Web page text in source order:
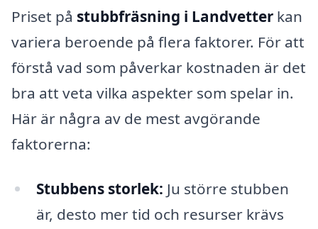
Priset på stubbfräsning i Landvetter kan
variera beroende på flera faktorer. För att
förstå vad som påverkar kostnaden är det
bra att veta vilka aspekter som spelar in.
Här är några av de mest avgörande
faktorerna:
Stubbens storlek: Ju större stubben
är, desto mer tid och resurser krävs